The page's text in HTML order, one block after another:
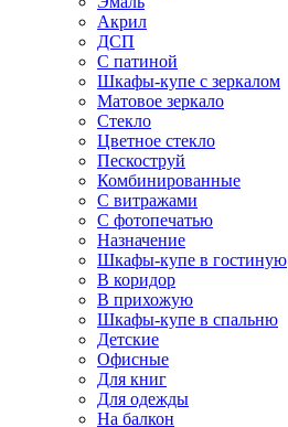
Акрил
ДСП
С патиной
Шкафы-купе с зеркалом
Матовое зеркало
Стекло
Цветное стекло
Пескоструй
Комбинированные
С витражами
С фотопечатью
Назначение
Шкафы-купе в гостиную
В коридор
В прихожую
Шкафы-купе в спальню
Детские
Офисные
Для книг
Для одежды
На балкон